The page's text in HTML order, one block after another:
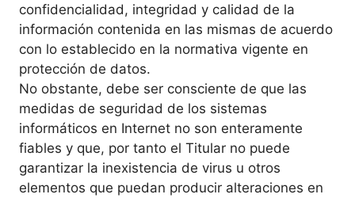
confidencialidad, integridad y calidad de la
información contenida en las mismas de acuerdo
con lo establecido en la normativa vigente en
protección de datos.
No obstante, debe ser consciente de que las
medidas de seguridad de los sistemas
informáticos en Internet no son enteramente
fiables y que, por tanto el Titular no puede
garantizar la inexistencia de virus u otros
elementos que puedan producir alteraciones en